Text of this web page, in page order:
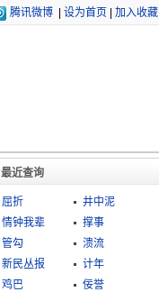
腾讯微博 设为首页 加入收藏
最近查询
屈折
井中泥
情钟我辈
撑事
管勾
溃流
新民丛报
计年
鸡巴
佞誉